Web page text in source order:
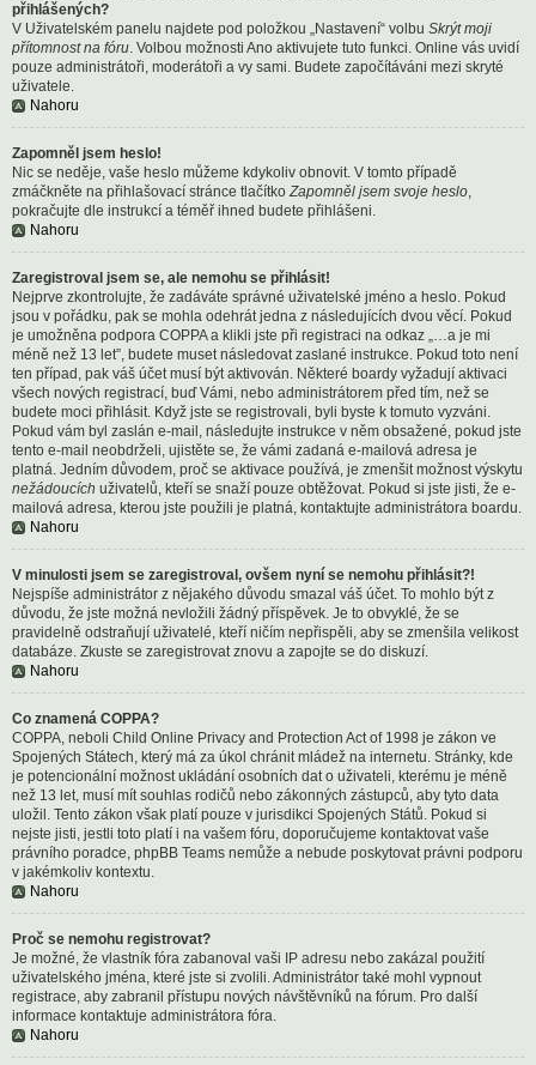
přihlášených?
V Uživatelském panelu najdete pod položkou „Nastavení“ volbu Skrýt moji
přítomnost na fóru. Volbou možnosti Ano aktivujete tuto funkci. Online vás uvidí
pouze administrátoři, moderátoři a vy sami. Budete započítáváni mezi skryté
uživatele.
Nahoru
Zapomněl jsem heslo!
Nic se neděje, vaše heslo můžeme kdykoliv obnovit. V tomto případě
zmáčkněte na přihlašovací stránce tlačítkoZapomněl jsem svoje heslo,
pokračujte dle instrukcí a téměř ihned budete přihlášeni.
Nahoru
Zaregistroval jsem se, ale nemohu se přihlásit!
Nejprve zkontrolujte, že zadáváte správné uživatelské jméno a heslo. Pokud
jsou v pořádku, pak se mohla odehrát jedna z následujících dvou věcí. Pokud
je umožněna podpora COPPA a klikli jste při registraci na odkaz „…a je mi
méně než 13 let”, budete muset následovat zaslané instrukce. Pokud toto není
ten případ, pak váš účet musí být aktivován. Některé boardy vyžadují aktivaci
všech nových registrací, buď Vámi, nebo administrátorem před tím, než se
budete moci přihlásit. Když jste se registrovali, byli byste k tomuto vyzváni.
Pokud vám byl zaslán e-mail, následujte instrukce v něm obsažené, pokud jste
tento e-mail neobdrželi, ujistěte se, že vámi zadaná e-mailová adresa je
platná. Jedním důvodem, proč se aktivace používá, je zmenšit možnost výskytu
nežádoucích uživatelů, kteří se snaží pouze obtěžovat. Pokud si jste jisti, že e-
mailová adresa, kterou jste použili je platná, kontaktujte administrátora boardu.
Nahoru
V minulosti jsem se zaregistroval, ovšem nyní se nemohu přihlásit?!
Nejspíše administrátor z nějakého důvodu smazal váš účet. To mohlo být z
důvodu, že jste možná nevložili žádný příspěvek. Je to obvyklé, že se
pravidelně odstraňují uživatelé, kteří ničím nepřispěli, aby se zmenšila velikost
databáze. Zkuste se zaregistrovat znovu a zapojte se do diskuzí.
Nahoru
Co znamená COPPA?
COPPA, neboli Child Online Privacy and Protection Act of 1998 je zákon ve
Spojených Státech, který má za úkol chránit mládež na internetu. Stránky, kde
je potencionální možnost ukládání osobních dat o uživateli, kterému je méně
než 13 let, musí mít souhlas rodičů nebo zákonných zástupců, aby tyto data
uložil. Tento zákon však platí pouze v jurisdikci Spojených Států. Pokud si
nejste jisti, jestli toto platí i na vašem fóru, doporučujeme kontaktovat vaše
právního poradce, phpBB Teams nemůže a nebude poskytovat právni podporu
v jakémkoliv kontextu.
Nahoru
Proč se nemohu registrovat?
Je možné, že vlastník fóra zabanoval vaši IP adresu nebo zakázal použití
uživatelského jména, které jste si zvolili. Administrátor také mohl vypnout
registrace, aby zabranil přístupu nových návštěvníků na fórum. Pro další
informace kontaktuje administrátora fóra.
Nahoru